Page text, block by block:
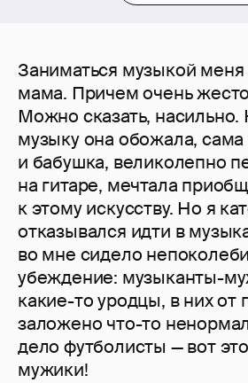
Заниматься музыкой меня
мама. Причем очень
Можно сказать, насильно.
музыку она обожала, сама
и бабушка, великолепно
на гитаре, мечтала
к этому искусству. Но я
отказывался идти в
во мне сидело
убеждение: музы­канты-
какие-то уродцы, в них от
заложено что-то
дело футболисты — вот
мужики!